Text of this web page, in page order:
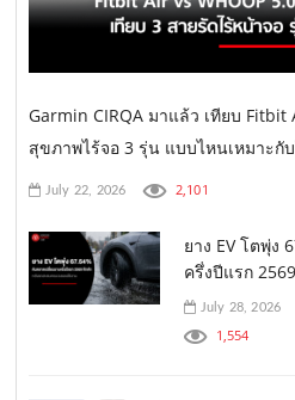
Garmin CIRQA มาแล้ว เทียบ Fitbit
สุขภาพไร้จอ 3 รุ่น แบบไหนเหมาะกั
July 22, 2026 2,101
ยาง EV โตพุ่ง
ครึ่งปีแรก
July 28, 2026
1,554